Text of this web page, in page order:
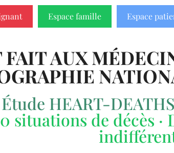
Espace famille Espace
AUX
Étude HEART-
situations de décès